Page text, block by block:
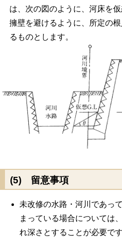
は、次の図のように、河床を
擁壁を避けるように、所定の
るものとします。
(5) 留意事項
未改修の水路・河川であっ
まっている場合については
れ深さとすることが必要で